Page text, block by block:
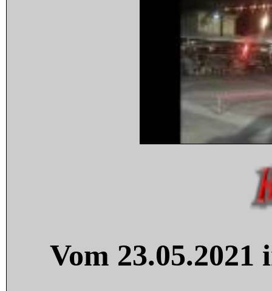
Vom